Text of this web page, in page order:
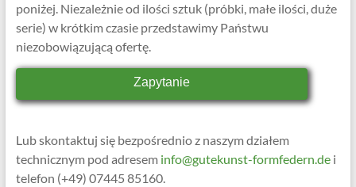
poniżej. Niezależnie od ilości sztuk (próbki, małe ilości, duże
serie) w krótkim czasie przedstawimy Państwu
niezobowiązującą ofertę.
Zapytanie
Lub skontaktuj się bezpośrednio z naszym działem
technicznym pod adreseminfo@gutekunst-formfedern.dei
telefon (+49) 07445 85160.